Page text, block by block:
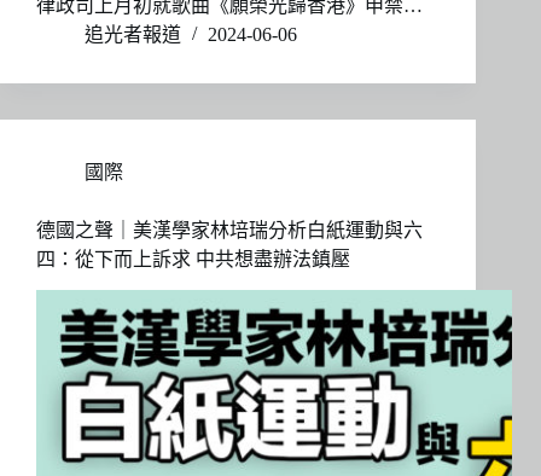
律政司上月初就歌曲《願榮光歸香港》申禁…
追光者報道
2024-06-06
國際
德國之聲｜美漢學家林培瑞分析白紙運動與六
四：從下而上訴求 中共想盡辦法鎮壓